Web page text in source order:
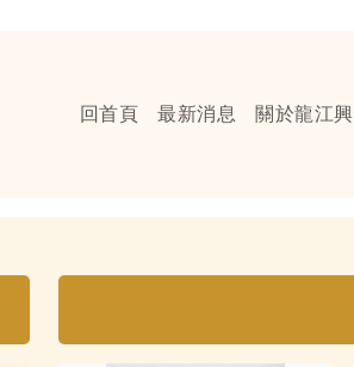
回首頁 最新消息 關於龍江興